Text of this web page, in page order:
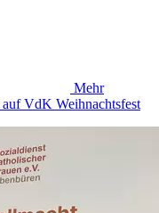
Mehr
VdK Weihnachtsfest